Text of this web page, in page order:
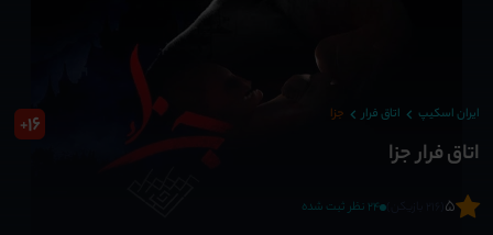
ایران اسکیپ اتاق فرار جزا
اتاق فرار جزا
16
+
5 24 نظر ثبت شده